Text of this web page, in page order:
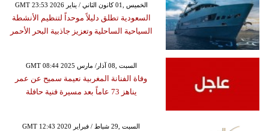
GMT 23:53 2026 الخميس ,01 كانون الثاني / يناير
السعودية تطلق دليلاً موحداً لتنظيم الأنشطة
السياحية الساحلية وتعزيز جاذبية البحر الأحمر
GMT 08:44 2025 السبت ,08 آذار/ مارس
وفاة الفنانة المغربية نعيمة سميح عن عمر
يناهز 73 عاماً بعد مسيرة فنية حافلة
GMT 12:43 2020 السبت ,29 شباط / فبراير